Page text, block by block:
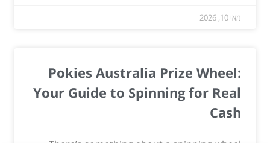
מאי 10, 2026
Pokies Australia Prize Wheel:
Your Guide to Spinning for Real
Cash